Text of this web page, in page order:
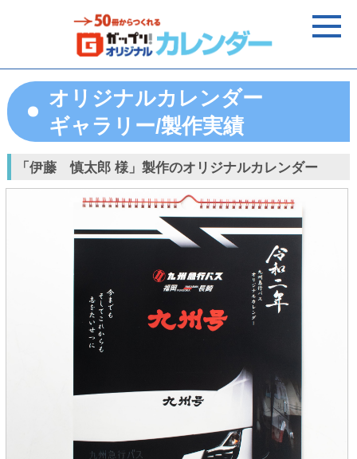
オリジナルカレンダー
ギャラリー/製作実績
「伊藤 慎太郎 様」製作のオリジナルカレンダー